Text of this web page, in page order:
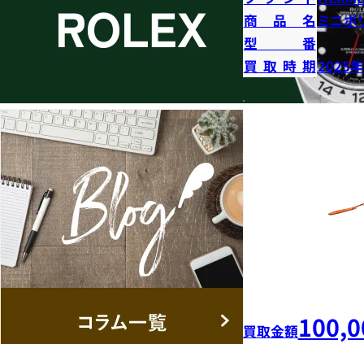
商品名 ミニボ
型番
買取時期2025
買取金額